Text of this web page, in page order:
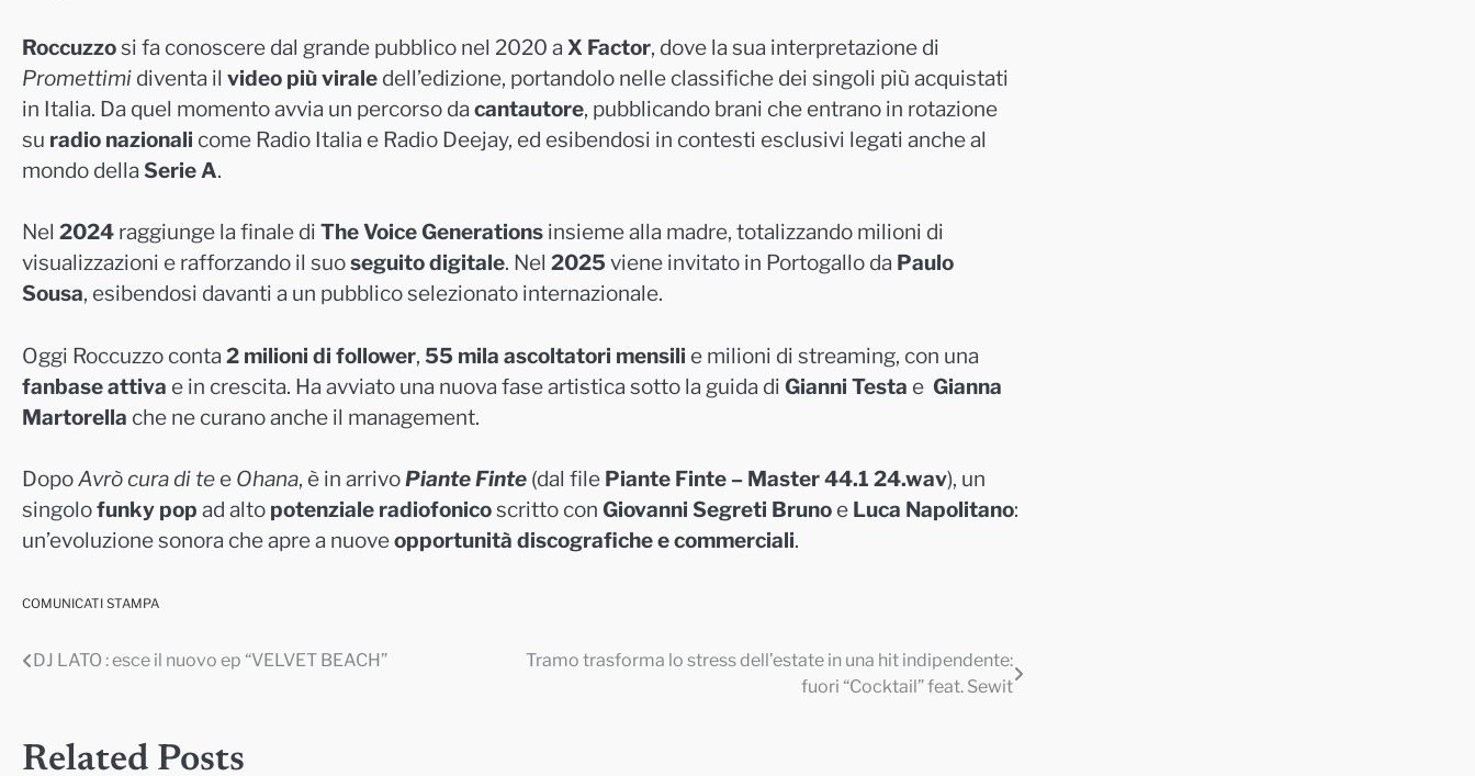
Roccuzzosi fa conoscere dal grande pubblico nel 2020 a X Factor, dove la sua interpretazione di
Promettimi diventa il video più virale dell’edizione, portandolo nelle classifiche dei singoli più acquistati
in Italia. Da quel momento avvia un percorso da cantautore, pubblicando brani che entrano in rotazione
su radio nazionali come Radio Italia e Radio Deejay, ed esibendosi in contesti esclusivi legati anche al
mondo della Serie A.
Nel 2024 raggiunge la finale di The Voice Generations insieme alla madre, totalizzando milioni di
visualizzazioni e rafforzando il suoseguito digitale. Nel 2025 viene invitato in Portogallo da Paulo
Sousa, esibendosi davanti a un pubblico selezionato internazionale.
Oggi Roccuzzo conta 2 milioni di follower, 55 mila ascoltatori mensili e milioni di streaming, con una
fanbase attiva e in crescita. Ha avviato una nuova fase artistica sotto la guida di Gianni Testa e Gianna
Martorella che ne curano anche il management.
DopoAvrò cura di te e Ohana, è in arrivoPiante Finte (dal file Piante Finte – Master 44.1 24.wav), un
singolofunky pop ad alto potenziale radiofonicoscritto con Giovanni Segreti Bruno e Luca Napolitano:
un’evoluzione sonora che apre a nuoveopportunità discografiche e commerciali.
COMUNICATI STAMPA
Navigazione
DJ LATO : esce il nuovo ep “VELVET BEACH”
Tramo trasforma lo stress dell’estate in una hit indipendente:
fuori “Cocktail” feat. Sewit
Related Posts